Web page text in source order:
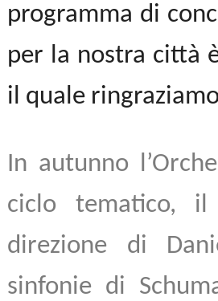
programma di
per la nostra città
il quale
In autunno
ciclo tematico, il
direzione di
sinfonie di